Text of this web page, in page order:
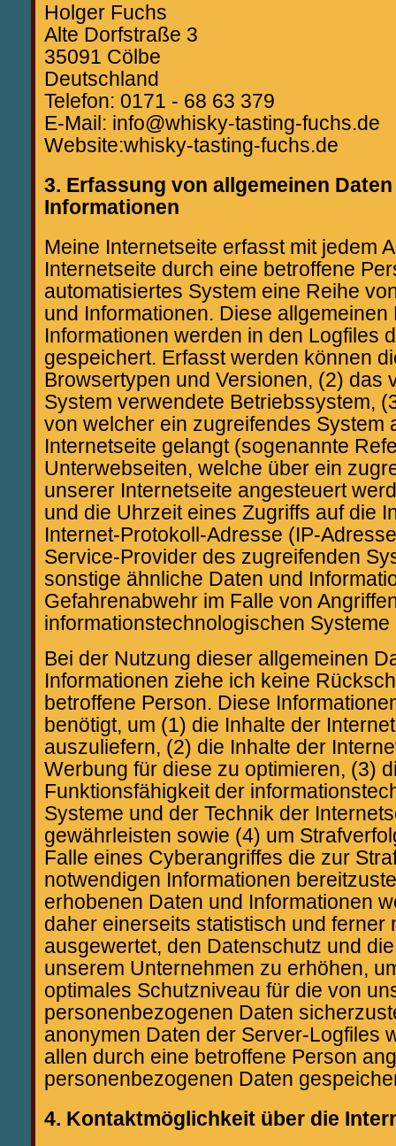
Holger Fuchs
Alte Dorfstraße 3
35091 Cölbe
Deutschland
Telefon: 0171 - 68 63 379
E-Mail: info@whisky-tasting-fuchs.de
Website:whisky-tasting-fuchs.de
3. Erfassung von allgemeinen
Informationen
Meine Internetseite erfasst mit jedem
Internetseite durch eine betroffene
automatisiertes System eine Reihe
und Informationen. Diese allgemeinen
Informationen werden in den Logfiles
gespeichert. Erfasst werden können
Browsertypen und Versionen, (2) das
System verwendete Betriebssystem,
von welcher ein zugreifendes System
Internetseite gelangt (sogenannte
Unterwebseiten, welche über ein
unserer Internetseite angesteuert
und die Uhrzeit eines Zugriffs auf die
Internet-Protokoll-Adresse (IP-
Service-Provider des zugreifenden
sonstige ähnliche Daten und
Gefahrenabwehr im Falle von
informationstechnologischen Systeme
Bei der Nutzung dieser allgemeinen
Informationen ziehe ich keine
betroffene Person. Diese
benötigt, um (1) die Inhalte der
auszuliefern, (2) die Inhalte der
Werbung für diese zu optimieren, (3)
Funktionsfähigkeit der
Systeme und der Technik der
gewährleisten sowie (4) um
Falle eines Cyberangriffes die zur
notwendigen Informationen
erhobenen Daten und Informationen
daher einerseits statistisch und ferner
ausgewertet, den Datenschutz und
unserem Unternehmen zu erhöhen,
optimales Schutzniveau für die von
personenbezogenen Daten
anonymen Daten der Server-Logfiles
allen durch eine betroffene Person
personenbezogenen Daten
4. Kontaktmöglichkeit über die